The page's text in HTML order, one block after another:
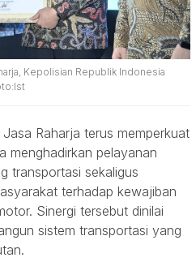
Kepolisian Republik Indonesia
Jasa Raharja terus memperkuat
menghadirkan pelayanan
transportasi sekaligus
terhadap kewajiban
Sinergi tersebut dinilai
sistem transportasi yang